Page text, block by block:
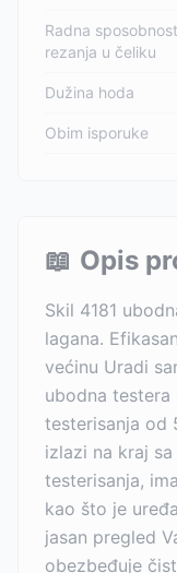
Radna sposobnost
rezanja u čeliku
Dužina hoda
Obim isporuke
📖 Opis
Skil 4181
lagana.
većinu Uradi
ubodna testera
testerisanja od
izlazi na kraj
testerisanja,
kao što je
jasan pregled
obezbeđuje